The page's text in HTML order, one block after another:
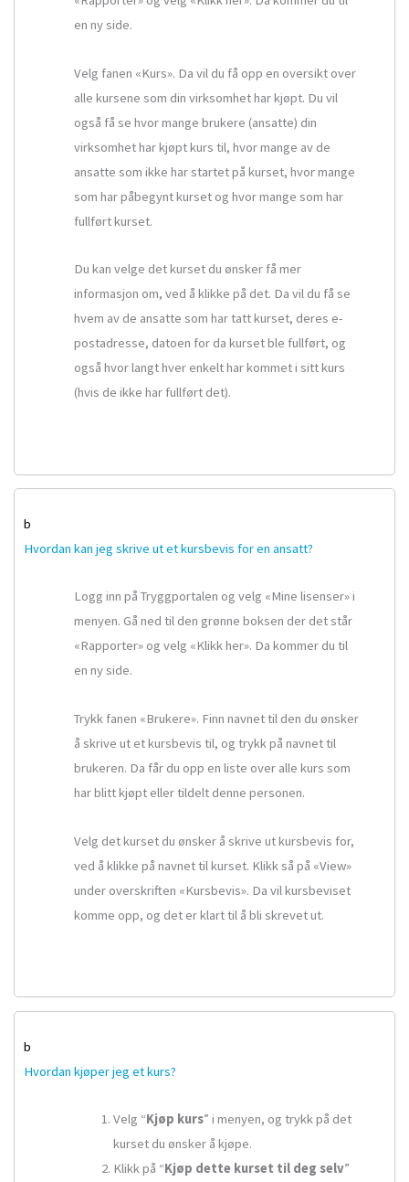
en ny side.
Velg fanen «Kurs». Da vil du få opp en oversikt over
alle kursene som din virksomhet har kjøpt. Du vil
også få se hvor mange brukere (ansatte) din
virksomhet har kjøpt kurs til, hvor mange av de
ansatte som ikke har startet på kurset, hvor mange
som har påbegynt kurset og hvor mange som har
fullført kurset.
Du kan velge det kurset du ønsker få mer
informasjon om, ved å klikke på det. Da vil du få se
hvem av de ansatte som har tatt kurset, deres e-
postadresse, datoen for da kurset ble fullført, og
også hvor langt hver enkelt har kommet i sitt kurs
(hvis de ikke har fullført det).
b
Hvordan kan jeg skrive ut et kursbevis for en ansatt?
Logg inn på Tryggportalen og velg «Mine lisenser» i
menyen. Gå ned til den grønne boksen der det står
«Rapporter» og velg «Klikk her». Da kommer du til
en ny side.
Trykk fanen «Brukere». Finn navnet til den du ønsker
å skrive ut et kursbevis til, og trykk på navnet til
brukeren. Da får du opp en liste over alle kurs som
har blitt kjøpt eller tildelt denne personen.
Velg det kurset du ønsker å skrive ut kursbevis for,
ved å klikke på navnet til kurset. Klikk så på «View»
under overskriften «Kursbevis». Da vil kursbeviset
komme opp, og det er klart til å bli skrevet ut.
b
Hvordan kjøper jeg et kurs?
Velg “Kjøp kurs” i menyen, og trykk på det
kurset du ønsker å kjøpe.
Klikk på “Kjøp dette kurset til deg selv”